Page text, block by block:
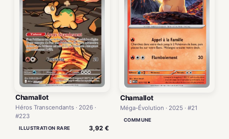
Chamallot
Héros Transcendants · 2026 ·
#223
ILLUSTRATION RARE 3,92 €
Chamallot
Méga-Évolution · 2025 · #21
COMMUNE